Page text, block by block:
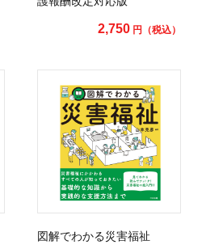
2,750 円（税込）
図解でわかる災害福祉